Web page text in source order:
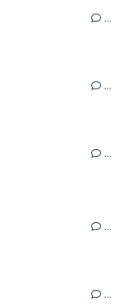
…
…
…
…
…